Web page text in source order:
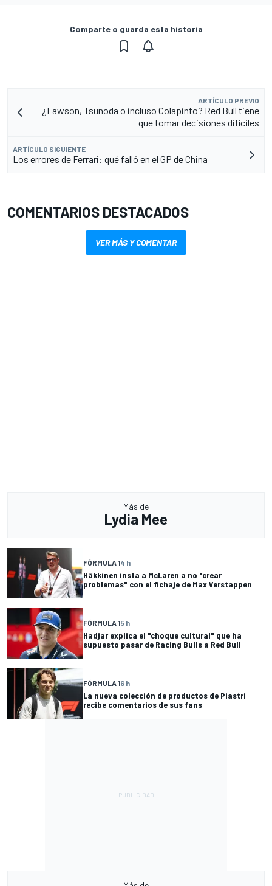
Comparte o guarda esta historia
ARTÍCULO PREVIO
¿Lawson, Tsunoda o incluso Colapinto? Red Bull tiene
que tomar decisiones difíciles
ARTÍCULO SIGUIENTE
Los errores de Ferrari: qué falló en el GP de China
COMENTARIOS DESTACADOS
VER MÁS Y COMENTAR
Más de
Lydia Mee
FÓRMULA 14 h
Häkkinen insta a McLaren a no "crear
problemas" con el fichaje de Max Verstappen
FÓRMULA 15 h
Hadjar explica el "choque cultural" que ha
supuesto pasar de Racing Bulls a Red Bull
FÓRMULA 16 h
La nueva colección de productos de Piastri
recibe comentarios de sus fans